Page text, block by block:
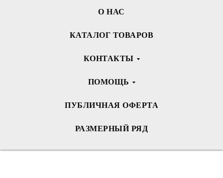
О НАС
КАТАЛОГ ТОВАРОВ
КОНТАКТЫ
ПОМОЩЬ
ПУБЛИЧНАЯ ОФЕРТА
РАЗМЕРНЫЙ РЯД